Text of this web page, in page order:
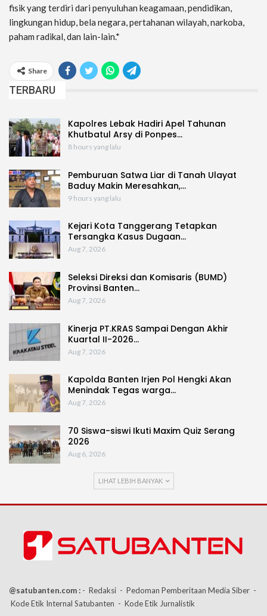
fisik yang terdiri dari penyuluhan keagamaan, pendidikan,
lingkungan hidup, bela negara, pertahanan wilayah, narkoba,
paham radikal, dan lain-lain.*
Share
TERBARU
Kapolres Lebak Hadiri Apel Tahunan
Khutbatul Arsy di Ponpes…
8 hours yang lalu
Pemburuan Satwa Liar di Tanah Ulayat
Baduy Makin Meresahkan,…
9 hours yang lalu
Kejari Kota Tanggerang Tetapkan
Tersangka Kasus Dugaan…
Aug 7, 2026
Seleksi Direksi dan Komisaris (BUMD)
Provinsi Banten…
Aug 7, 2026
Kinerja PT.KRAS Sampai Dengan Akhir
Kuartal II-2026…
Aug 7, 2026
Kapolda Banten Irjen Pol Hengki Akan
Menindak Tegas warga…
Aug 7, 2026
70 Siswa-siswi Ikuti Maxim Quiz Serang
2026
Aug 6, 2026
LIHAT LEBIH BANYAK
@satubanten.com : - Redaksi - Pedoman Pemberitaan Media Siber -
Kode Etik Internal Satubanten - Kode Etik Jurnalistik